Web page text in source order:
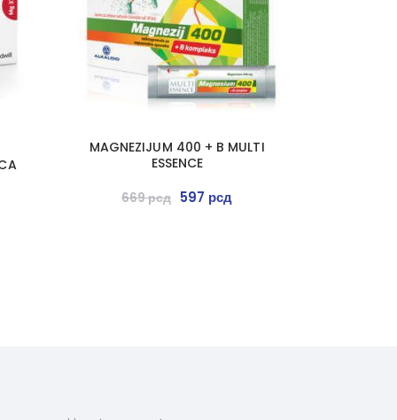
MAGNEZIJUM 400 + B MULTI
ESSENCE
669рсд 597 рсд